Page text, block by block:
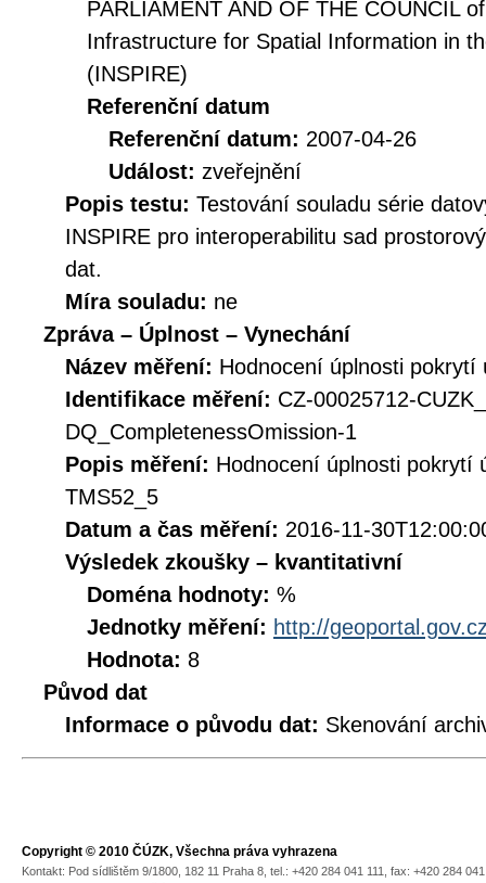
PARLIAMENT AND OF THE COUNCIL
Infrastructure for Spatial Information in
(INSPIRE)
Referenční datum
Referenční datum: 2007-04-26
Událost: zveřejnění
Popis testu: Testování souladu série
INSPIRE pro interoperabilitu sad
dat.
Míra souladu: ne
Zpráva – Úplnost – Vynechání
Název měření: Hodnocení úplnosti
Identifikace měření: CZ-00025712-
DQ_CompletenessOmission-1
Popis měření: Hodnocení úplnosti pokrytí
TMS52_5
Datum a čas měření: 2016-11-
Výsledek zkoušky – kvantitativní
Doména hodnoty: %
Jednotky měření: http://
Hodnota: 8
Původ dat
Informace o původu dat: Skenování
Copyright © 2010 ČÚZK, Všechna práva vyhrazena
Kontakt: Pod sídlištěm 9/1800, 182 11 Praha 8, tel.: +420 284 041 111, fax: +420 284